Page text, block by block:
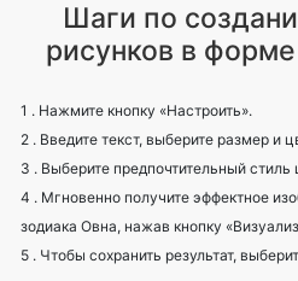
Шаги по
рисунков в
1 . Нажмите кнопку «Настроить».
2 . Введите текст, выберите размер и
3 . Выберите предпочтительный стиль
4 . Мгновенно получите эффектное
зодиака Овна, нажав кнопку
5 . Чтобы сохранить результат,